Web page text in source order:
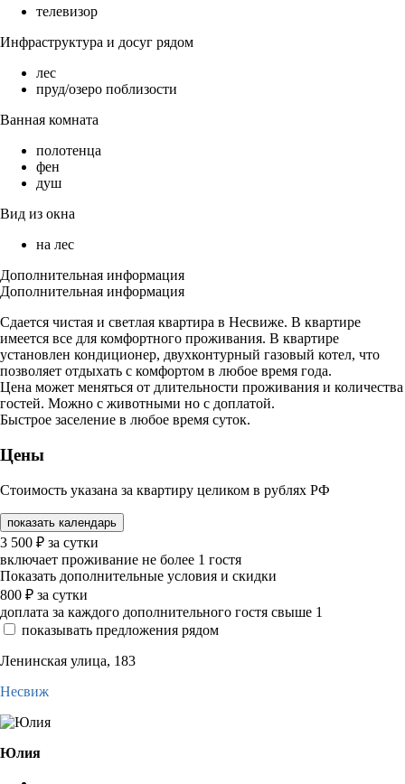
телевизор
Инфраструктура и досуг рядом
лес
пруд/озеро поблизости
Ванная комната
полотенца
фен
душ
Вид из окна
на лес
Дополнительная информация
Дополнительная информация
Сдается чистая и светлая квартира в Несвиже. В квартире
имеется все для комфортного проживания. В квартире
установлен кондиционер, двухконтурный газовый котел, что
позволяет отдыхать с комфортом в любое время года.
Цена может меняться от длительности проживания и количества
гостей. Можно с животными но с доплатой.
Быстрое заселение в любое время суток.
Цены
Стоимость указана за квартиру целиком в рублях РФ
показать календарь
3 500 ₽ за сутки
включает проживание не более 1 гостя
Показать дополнительные условия и скидки
800 ₽ за сутки
доплата за каждого дополнительного гостя свыше 1
показывать предложения рядом
Ленинская улица, 183
Несвиж
Юлия